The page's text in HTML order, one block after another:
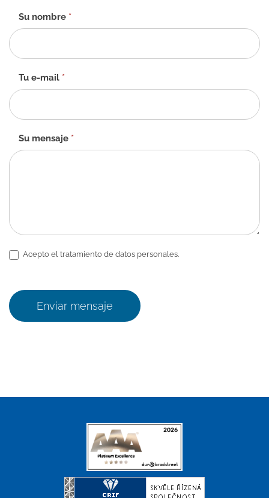
Formulario
de
contacto
Su nombre *
Tu e-mail *
Su mensaje *
Acepto el tratamiento de datos personales.
Enviar mensaje